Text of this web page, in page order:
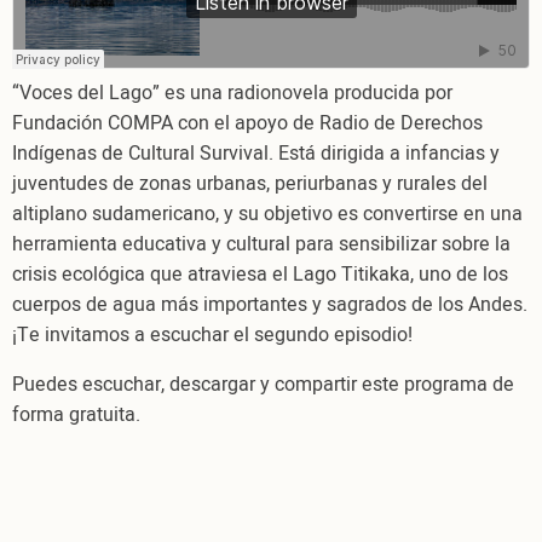
El
lamento
de
la
totora.
En
español
“Voces del Lago” es una radionovela producida por
Fundación COMPA con el apoyo de Radio de Derechos
Indígenas de Cultural Survival. Está dirigida a infancias y
juventudes de zonas urbanas, periurbanas y rurales del
altiplano sudamericano, y su objetivo es convertirse en una
herramienta educativa y cultural para sensibilizar sobre la
crisis ecológica que atraviesa el Lago Titikaka, uno de los
cuerpos de agua más importantes y sagrados de los Andes.
¡Te invitamos a escuchar el segundo episodio!
Puedes escuchar, descargar y compartir este programa de
forma gratuita.